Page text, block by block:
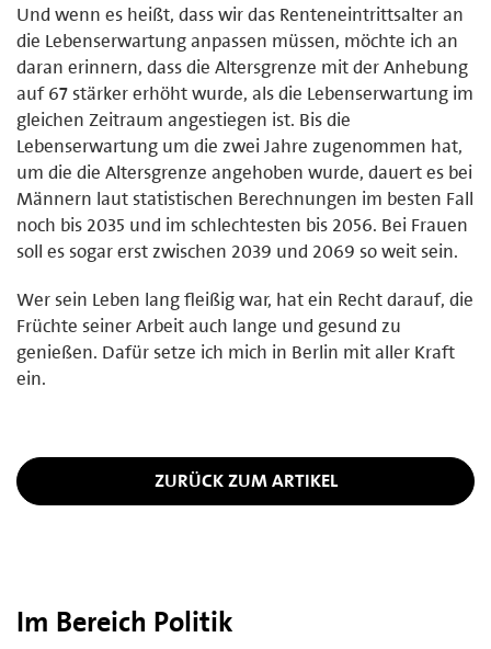
Und wenn es heißt, dass wir das Renteneintrittsalter an
die Lebenserwartung anpassen müssen, möchte ich an
daran erinnern, dass die Altersgrenze mit der Anhebung
auf 67 stärker erhöht wurde, als die Lebenserwartung im
gleichen Zeitraum angestiegen ist. Bis die
Lebenserwartung um die zwei Jahre zugenommen hat,
um die die Altersgrenze angehoben wurde, dauert es bei
Männern laut statistischen Berechnungen im besten Fall
noch bis 2035 und im schlechtesten bis 2056. Bei Frauen
soll es sogar erst zwischen 2039 und 2069 so weit sein.
Wer sein Leben lang fleißig war, hat ein Recht darauf, die
Früchte seiner Arbeit auch lange und gesund zu
genießen. Dafür setze ich mich in Berlin mit aller Kraft
ein.
ZURÜCK ZUM ARTIKEL
Im Bereich Politik